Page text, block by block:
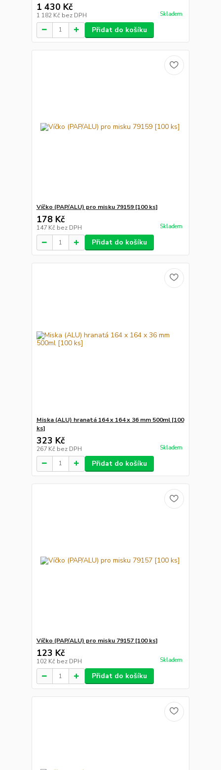
1 430 Kč
1 182 Kč bez DPH Skladem
Přidat do košíku
Víčko (PAP/ALU) pro misku 79159 [100 ks]
178 Kč
147 Kč bez DPH Skladem
Přidat do košíku
Miska (ALU) hranatá 164 x 164 x 36 mm 500ml [100
ks]
323 Kč
267 Kč bez DPH Skladem
Přidat do košíku
Víčko (PAP/ALU) pro misku 79157 [100 ks]
123 Kč
102 Kč bez DPH Skladem
Přidat do košíku